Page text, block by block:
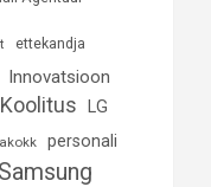
ettekandja
Innovatsioon
Koolitus LG
personali
Samsung